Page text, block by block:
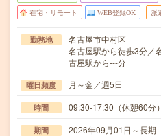
在宅・リモート WEB登録OK 派
勤務地
名古屋市中村区
名古屋駅から徒歩3分／
古屋駅から---分
曜日頻度 月～金／週5日
時間 09:30-17:30（休憩60分
期間 2026年09月01日～長